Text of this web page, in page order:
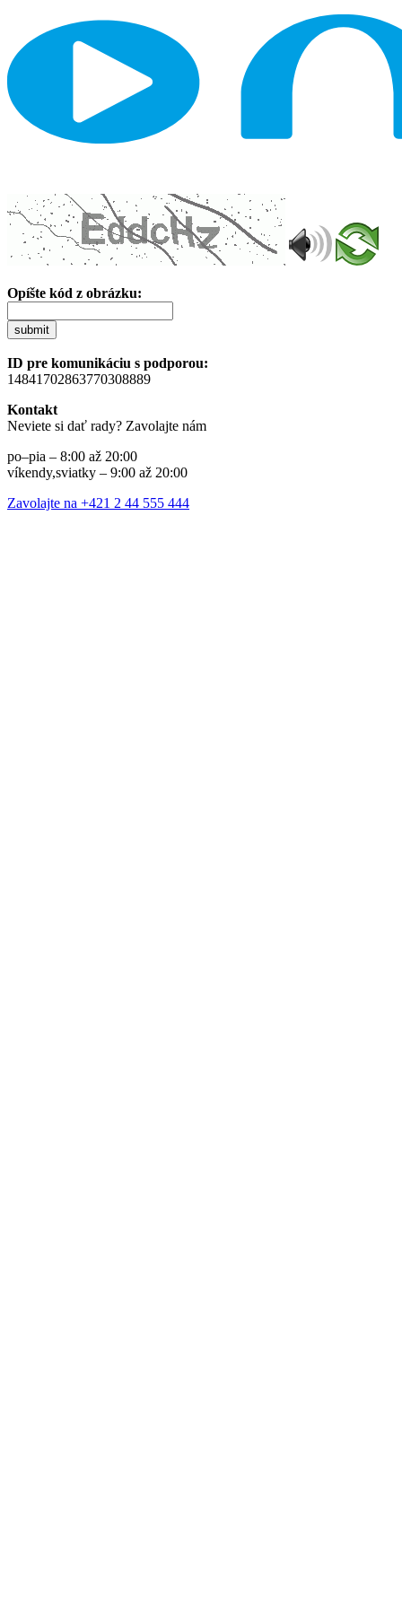
Opíšte kód z obrázku:
submit
ID pre komunikáciu s podporou:
14841702863770308889
Kontakt
Neviete si dať rady? Zavolajte nám
po–pia – 8:00 až 20:00
víkendy,sviatky – 9:00 až 20:00
Zavolajte na +421 2 44 555 444